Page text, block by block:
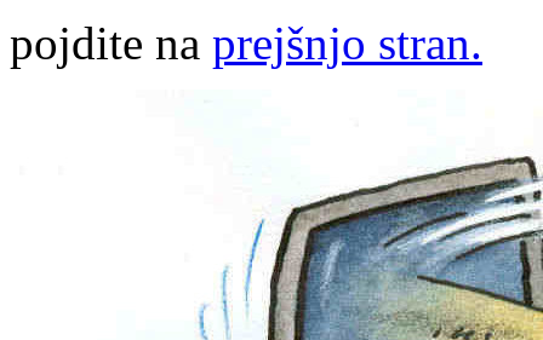
pojdite na prejšnjo stran.